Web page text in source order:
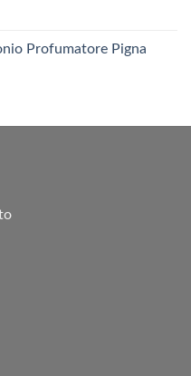
Profumatore Pigna